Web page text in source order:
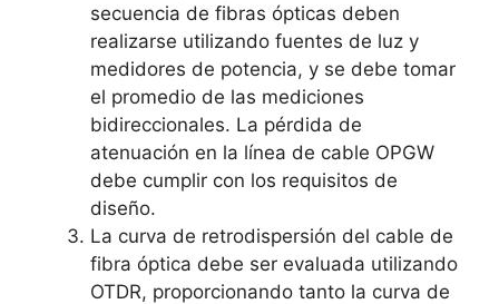
secuencia de fibras ópticas deben
realizarse utilizando fuentes de luz y
medidores de potencia, y se debe tomar
el promedio de las mediciones
bidireccionales. La pérdida de
atenuación en la línea de cable OPGW
debe cumplir con los requisitos de
diseño.
La curva de retrodispersión del cable de
fibra óptica debe ser evaluada utilizando
OTDR, proporcionando tanto la curva de